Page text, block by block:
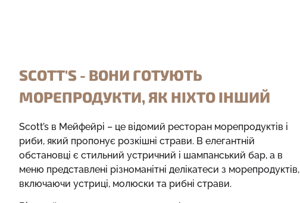
SCOTT'S - ВОНИ ГОТУЮТЬ
МОРЕПРОДУКТИ, ЯК НІХТО ІНШИЙ
Scott’s в Мейфейрі – це відомий ресторан морепродуктів і
риби, який пропонує розкішні страви. В елегантній
обстановці є стильний устричний і шампанський бар, а в
меню представлені різноманітні делікатеси з морепродуктів,
включаючи устриці, молюски та рибні страви.